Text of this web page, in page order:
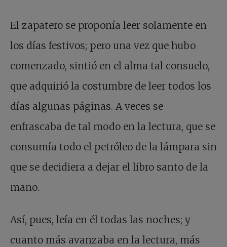
El zapatero se proponía leer solamente en
los días festivos; pero una vez que hubo
comenzado, sintió en el alma tal consuelo,
que adquirió la costumbre de leer todos los
días algunas páginas. A veces se
enfrascaba de tal modo en la lectura, que se
consumía todo el petróleo de la lámpara sin
que se decidiera a dejar el libro santo de la
mano.
Así, pues, leía en él todas las noches; y
cuanto más avanzaba en la lectura, más